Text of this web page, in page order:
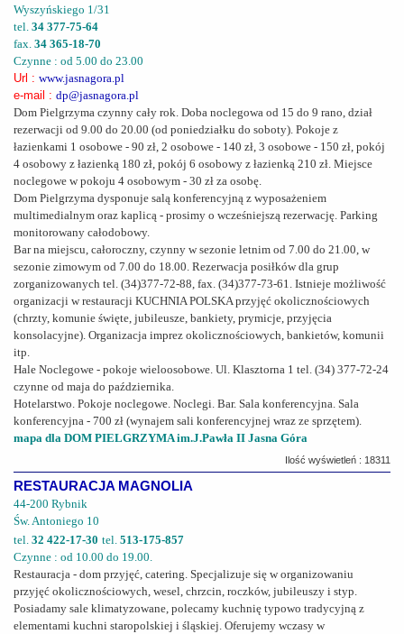
Wyszyńskiego 1/31
tel. 34 377-75-64
fax. 34 365-18-70
Czynne : od 5.00 do 23.00
Url : www.jasnagora.pl
e-mail : dp@jasnagora.pl
Dom Pielgrzyma czynny cały rok. Doba noclegowa od 15 do 9 rano, dział
rezerwacji od 9.00 do 20.00 (od poniedziałku do soboty). Pokoje z
łazienkami 1 osobowe - 90 zł, 2 osobowe - 140 zł, 3 osobowe - 150 zł, pokój
4 osobowy z łazienką 180 zł, pokój 6 osobowy z łazienką 210 zł. Miejsce
noclegowe w pokoju 4 osobowym - 30 zł za osobę.
Dom Pielgrzyma dysponuje salą konferencyjną z wyposażeniem
multimedialnym oraz kaplicą - prosimy o wcześniejszą rezerwację. Parking
monitorowany całodobowy.
Bar na miejscu, całoroczny, czynny w sezonie letnim od 7.00 do 21.00, w
sezonie zimowym od 7.00 do 18.00. Rezerwacja posiłków dla grup
zorganizowanych tel. (34)377-72-88, fax. (34)377-73-61. Istnieje możliwość
organizacji w restauracji KUCHNIA POLSKA przyjęć okolicznościowych
(chrzty, komunie święte, jubileusze, bankiety, prymicje, przyjęcia
konsolacyjne). Organizacja imprez okolicznościowych, bankietów, komunii
itp.
Hale Noclegowe - pokoje wieloosobowe. Ul. Klasztorna 1 tel. (34) 377-72-24
czynne od maja do października.
Hotelarstwo. Pokoje noclegowe. Noclegi. Bar. Sala konferencyjna. Sala
konferencyjna - 700 zł (wynajem sali konferencyjnej wraz ze sprzętem).
mapa dla DOM PIELGRZYMA im.J.Pawła II Jasna Góra
Ilość wyświetleń : 18311
RESTAURACJA MAGNOLIA
44-200 Rybnik
Św. Antoniego 10
tel. 32 422-17-30 tel. 513-175-857
Czynne : od 10.00 do 19.00.
Restauracja - dom przyjęć, catering. Specjalizuje się w organizowaniu
przyjęć okolicznościowych, wesel, chrzcin, roczków, jubileuszy i styp.
Posiadamy sale klimatyzowane, polecamy kuchnię typowo tradycyjną z
elementami kuchni staropolskiej i śląskiej. Oferujemy wczasy w